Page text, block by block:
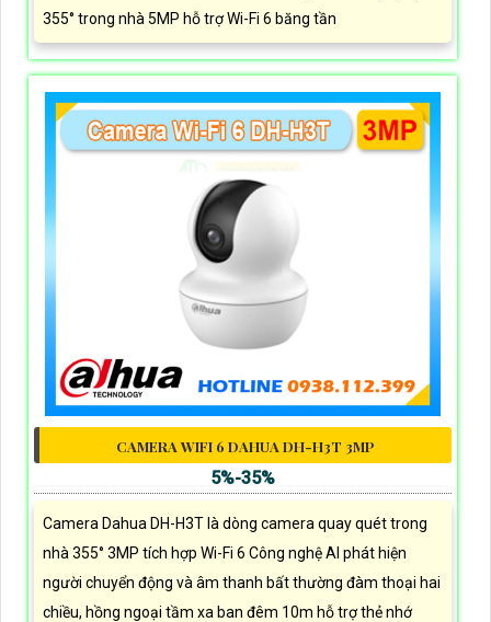
355° trong nhà 5MP hỗ trợ Wi-Fi 6 băng tần
CAMERA WIFI 6 DAHUA DH-H3T 3MP
5%-35%
Camera Dahua DH-H3T là dòng camera quay quét trong
nhà 355° 3MP tích hợp Wi-Fi 6 Công nghệ AI phát hiện
người chuyển động và âm thanh bất thường đàm thoại hai
chiều, hồng ngoại tầm xa ban đêm 10m hỗ trợ thẻ nhớ